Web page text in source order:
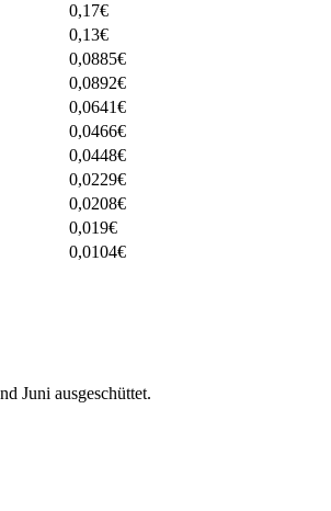
0,17€
0,13€
0,0885€
0,0892€
0,0641€
0,0466€
0,0448€
0,0229€
0,0208€
0,019€
0,0104€
Juni ausgeschüttet.